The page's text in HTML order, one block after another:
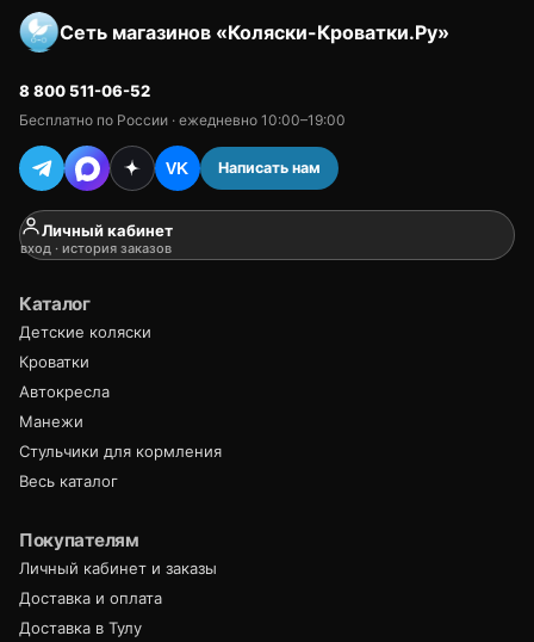
Сеть магазинов «Коляски-Кроватки.Ру»
8 800 511-06-52
Бесплатно по России · ежедневно 10:00–19:00
VK Написать нам
Личный кабинет
вход · история заказов
Каталог
Детские коляски
Кроватки
Автокресла
Манежи
Стульчики для кормления
Весь каталог
Покупателям
Личный кабинет и заказы
Доставка и оплата
Доставка в Тулу